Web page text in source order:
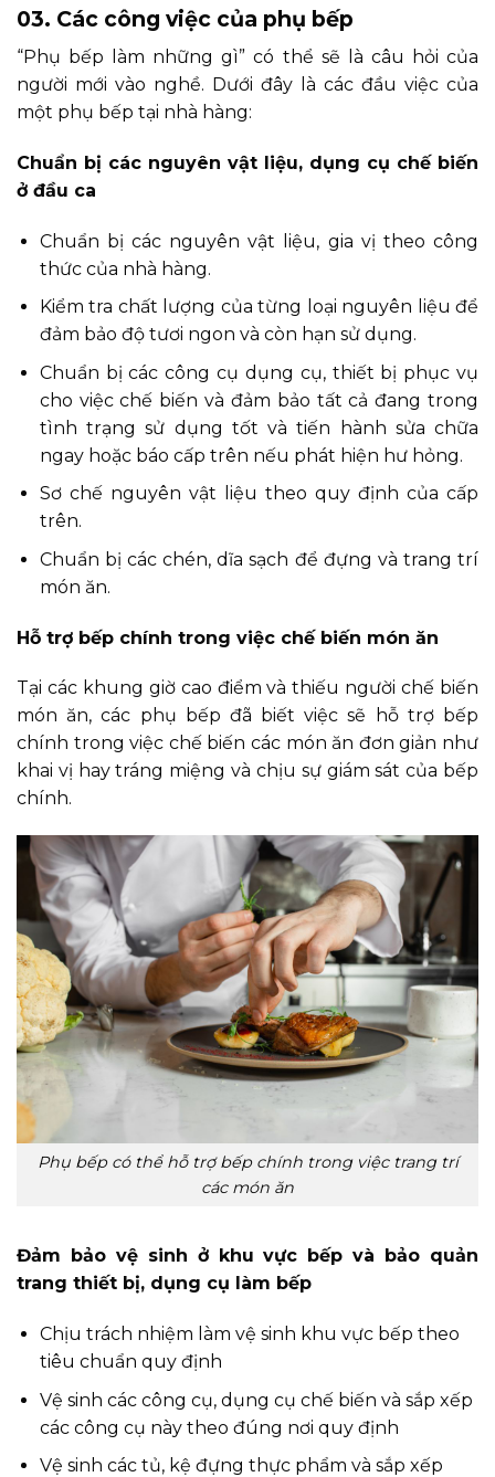
03. Các công việc của phụ bếp
“Phụ bếp làm những gì” có thể sẽ là câu hỏi của
người mới vào nghề. Dưới đây là các đầu việc của
một phụ bếp tại nhà hàng:
Chuẩn bị các nguyên vật liệu, dụng cụ chế biến
ở đầu ca
Chuẩn bị các nguyên vật liệu, gia vị theo công
thức của nhà hàng.
Kiểm tra chất lượng của từng loại nguyên liệu để
đảm bảo độ tươi ngon và còn hạn sử dụng.
Chuẩn bị các công cụ dụng cụ, thiết bị phục vụ
cho việc chế biến và đảm bảo tất cả đang trong
tình trạng sử dụng tốt và tiến hành sửa chữa
ngay hoặc báo cấp trên nếu phát hiện hư hỏng.
Sơ chế nguyên vật liệu theo quy định của cấp
trên.
Chuẩn bị các chén, dĩa sạch để đựng và trang trí
món ăn.
Hỗ trợ bếp chính trong việc chế biến món ăn
Tại các khung giờ cao điểm và thiếu người chế biến
món ăn, các phụ bếp đã biết việc sẽ hỗ trợ bếp
chính trong việc chế biến các món ăn đơn giản như
khai vị hay tráng miệng và chịu sự giám sát của bếp
chính.
Phụ bếp có thể hỗ trợ bếp chính trong việc trang trí
các món ăn
Đảm bảo vệ sinh ở khu vực bếp và bảo quản
trang thiết bị, dụng cụ làm bếp
Chịu trách nhiệm làm vệ sinh khu vực bếp theo
tiêu chuẩn quy định
Vệ sinh các công cụ, dụng cụ chế biến và sắp xếp
các công cụ này theo đúng nơi quy định
Vệ sinh các tủ, kệ đựng thực phẩm và sắp xếp